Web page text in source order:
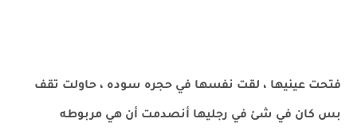
فتحت عينيها ، لقت نفسها في حجره سوده ، حاولت تقف
بس كان في شئ في رجليها أنصدمت أن هي مربوطه